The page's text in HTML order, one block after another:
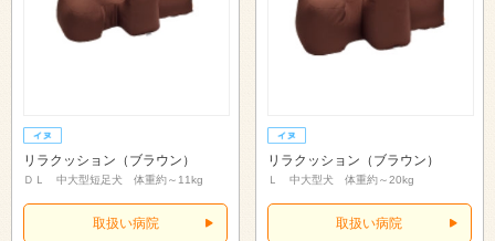
リラクッション（ブラウン）
ＤＬ 中大型短足犬 体重約～11kg
取扱い病院
リラクッション（ブラウン）
Ｌ 中大型犬 体重約～20kg
取扱い病院